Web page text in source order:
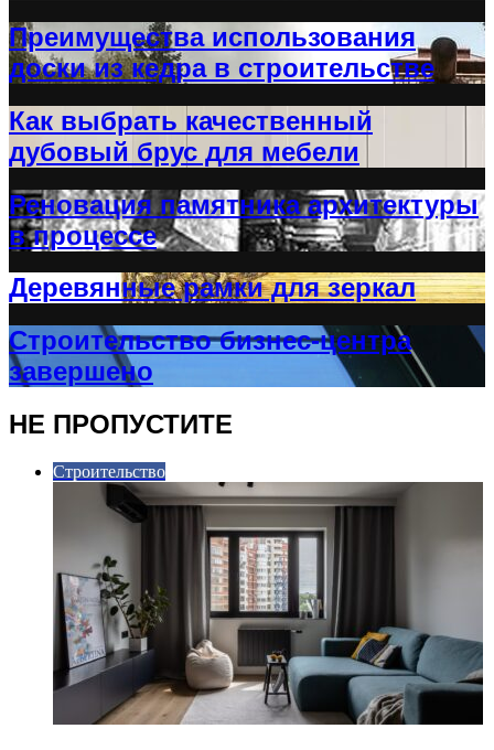
Преимущества использования
доски из кедра в строительстве
Как выбрать качественный
дубовый брус для мебели
Реновация памятника архитектуры
в процессе
Деревянные рамки для зеркал
Строительство бизнес-центра
завершено
НЕ ПРОПУСТИТЕ
Строительство